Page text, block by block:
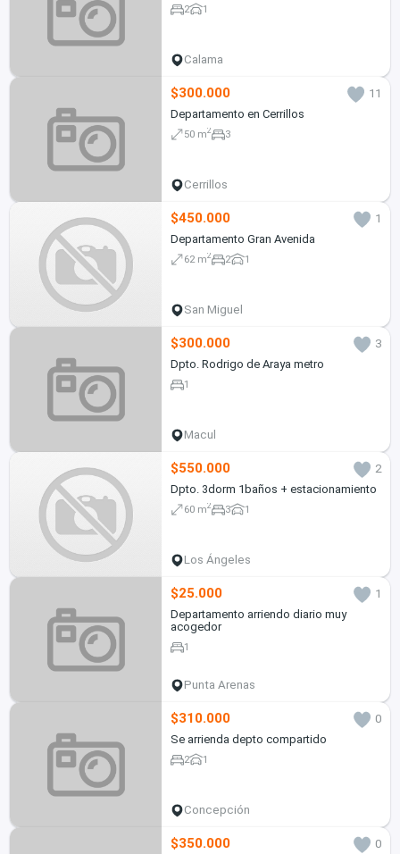
2 1
Calama
$300.000
11
Departamento en Cerrillos
50 m2 3
Cerrillos
$450.000
1
Departamento Gran Avenida
62 m2 2 1
San Miguel
$300.000
3
Dpto. Rodrigo de Araya metro
1
Macul
$550.000
2
Dpto. 3dorm 1baños + estacionamiento
60 m2 3 1
Los Ángeles
$25.000
1
Departamento arriendo diario muy
acogedor
1
Punta Arenas
$310.000
0
Se arrienda depto compartido
2 1
Concepción
$350.000 0